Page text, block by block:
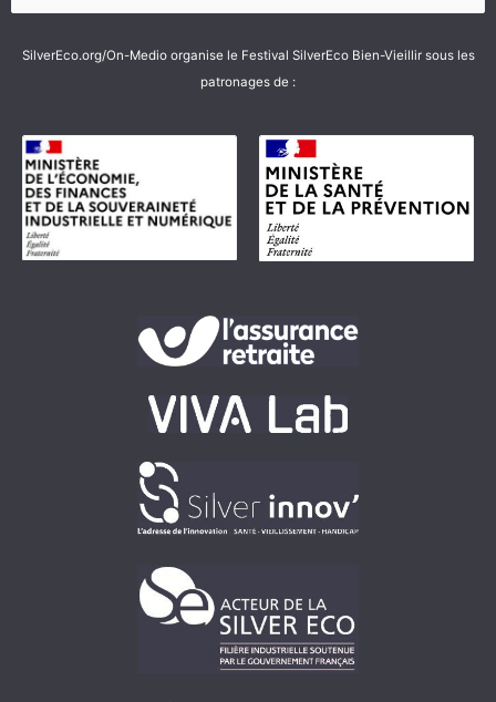
SilverEco.org/On-Medio organise le Festival SilverEco Bien-Vieillir sous les
patronages de :